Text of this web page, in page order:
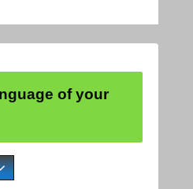
of your